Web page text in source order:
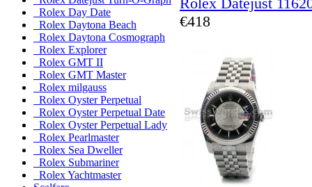
Rolex Day Date
Rolex Daytona Beach
Rolex Daytona Cosmograph
Rolex Explorer
Rolex GMT II
Rolex GMT Master
Rolex milgauss
Rolex Oyster Perpetual
Rolex Oyster Perpetual Date
Rolex Oyster Perpetual Lady
Rolex Pearlmaster
Rolex Sea Dweller
Rolex Submariner
Rolex Yachtmaster
€418